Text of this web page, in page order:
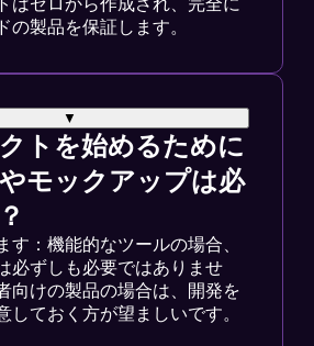
はゼロから作成され、完全に
の製品を保証します。
▼
トを始めるために
モックアップは必
す：機能的なツールの場合、
必ずしも必要ではありませ
向けの製品の場合は、開発を
しておく方が望ましいです。